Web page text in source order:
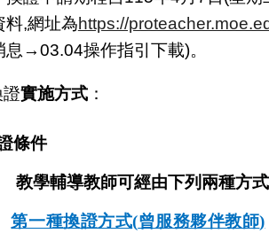
料,網址為https://
息→03.04操作指引下載)。
實施方式：
條件
教學輔導教師可經由下列兩種方式
第一種換證方式(曾服務夥伴教師)